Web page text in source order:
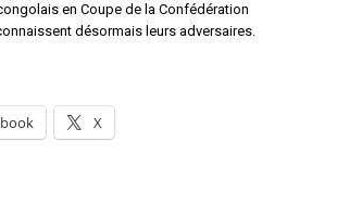
en Coupe de la Confédération
désormais leurs adversaires.
X